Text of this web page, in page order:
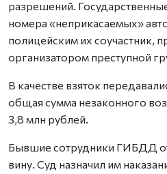
разрешений.
номера «неприкасаемых»
полицейским их соучастник,
организатором преступной
В качестве взяток
общая сумма незаконного
3,8 млн рублей.
Бывшие сотрудники ГИБДД
вину. Суд назначил им